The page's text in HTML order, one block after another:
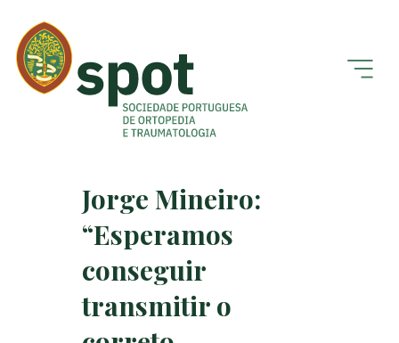
Jorge Mineiro:
“Esperamos
conseguir
transmitir o